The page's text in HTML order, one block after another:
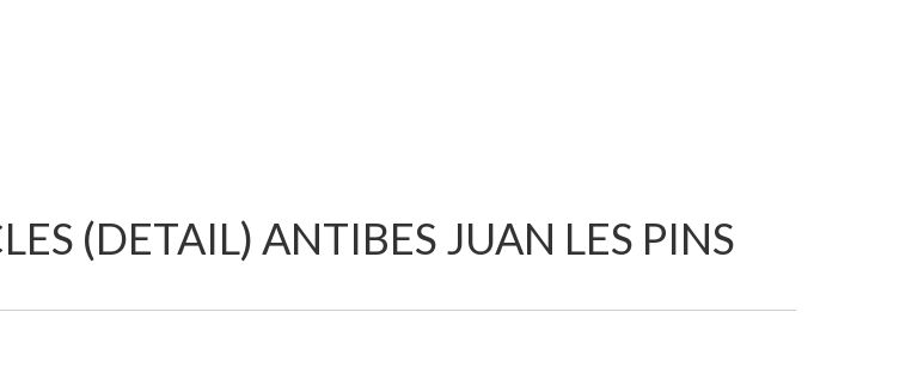
(DETAIL) ANTIBES JUAN LES PINS